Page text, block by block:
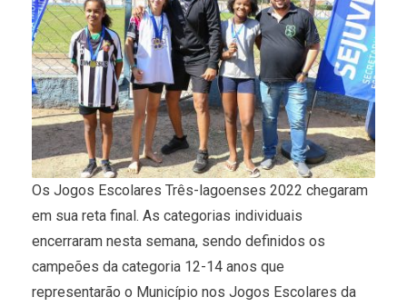
Os Jogos Escolares Três-lagoenses 2022 chegaram
em sua reta final. As categorias individuais
encerraram nesta semana, sendo definidos os
campeões da categoria 12-14 anos que
representarão o Município nos Jogos Escolares da